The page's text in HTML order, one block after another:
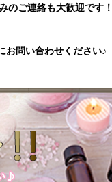
のご連絡も大歓迎です！
お問い合わせください♪